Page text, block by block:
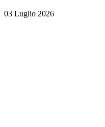
03 Luglio 2026